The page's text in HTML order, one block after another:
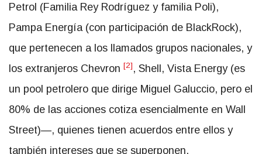
Petrol (Familia Rey Rodríguez y familia Poli),
Pampa Energía (con participación de BlackRock),
que pertenecen a los llamados grupos nacionales, y
los extranjeros Chevron [2] , Shell, Vista Energy (es
un pool petrolero que dirige Miguel Galuccio, pero el
80% de las acciones cotiza esencialmente en Wall
Street)—, quienes tienen acuerdos entre ellos y
también intereses que se superponen.